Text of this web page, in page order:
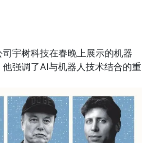
宇树科技在春晚上展示的机器
他强调了AI与机器人技术结合的重